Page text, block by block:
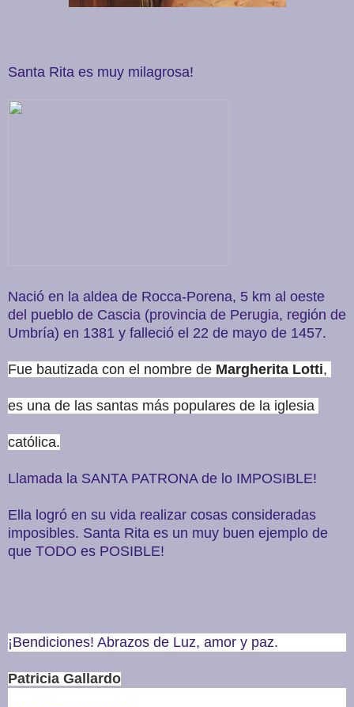
Santa Rita es muy milagrosa!
Nació en la aldea de Rocca-Porena, 5 km al oeste
del pueblo de Cascia (provincia de Perugia, región de
Umbría) en 1381 y falleció el 22 de mayo de 1457.
Fue bautizada con el nombre de Margherita Lotti,
es una de las santas más populares de la iglesia
católica.
Llamada la SANTA PATRONA de lo IMPOSIBLE!
Ella logró en su vida realizar cosas consideradas
imposibles. Santa Rita es un muy buen ejemplo de
que TODO es POSIBLE!
¡Bendiciones! Abrazos de Luz, amor y paz.
Patricia Gallardo